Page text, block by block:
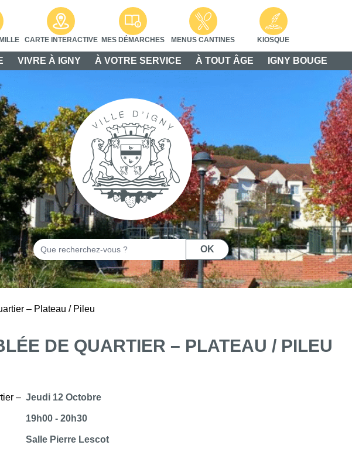
CARTE INTERACTIVE MES DÉMARCHES MENUS CANTINES KIOSQUE
VIVRE À IGNY À VOTRE SERVICE À TOUT ÂGE IGNY BOUGE
Rechercher OK
– Plateau / Pileu
DE QUARTIER – PLATEAU / PILEU
Jeudi 12 Octobre
19h00 - 20h30
Salle Pierre Lescot